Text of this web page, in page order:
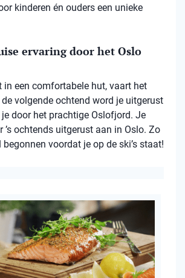
kinderen én ouders een unieke
ervaring door het Oslo
in een comfortabele hut, vaart het
volgende ochtend word je uitgerust
door het prachtige Oslofjord. Je
’s ochtends uitgerust aan in Oslo. Zo
voordat je op de ski’s staat!